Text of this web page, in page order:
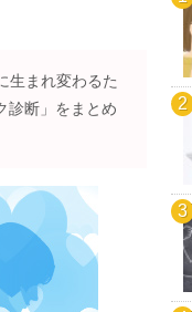
生まれ変わるた
診断」をまとめ